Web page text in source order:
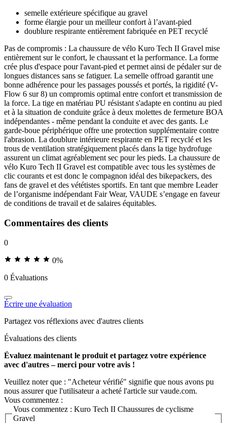
semelle extérieure spécifique au gravel
forme élargie pour un meilleur confort à l’avant-pied
doublure respirante entièrement fabriquée en PET recyclé
Pas de compromis : La chaussure de vélo Kuro Tech II Gravel mise
entièrement sur le confort, le chaussant et la performance. La forme
crée plus d'espace pour l'avant-pied et permet ainsi de pédaler sur de
longues distances sans se fatiguer. La semelle offroad garantit une
bonne adhérence pour les passages poussés et portés, la rigidité (V-
Flow 6 sur 8) un compromis optimal entre confort et transmission de
la force. La tige en matériau PU résistant s'adapte en continu au pied
et à la situation de conduite grâce à deux molettes de fermeture BOA
indépendantes - même pendant la conduite et avec des gants. Le
garde-boue périphérique offre une protection supplémentaire contre
l'abrasion. La doublure intérieure respirante en PET recyclé et les
trous de ventilation stratégiquement placés dans la tige hydrofuge
assurent un climat agréablement sec pour les pieds. La chaussure de
vélo Kuro Tech II Gravel est compatible avec tous les systèmes de
clic courants et est donc le compagnon idéal des bikepackers, des
fans de gravel et des vététistes sportifs. En tant que membre Leader
de l’organisme indépendant Fair Wear, VAUDE s’engage en faveur
de conditions de travail et de salaires équitables.
Commentaires des clients
0
0%
0 Évaluations
Écrire une évaluation
Partagez vos réflexions avec d'autres clients
Évaluations des clients
Évaluez maintenant le produit et partagez votre expérience
avec d'autres – merci pour votre avis !
Veuillez noter que : "Acheteur vérifié" signifie que nous avons pu
nous assurer que l'utilisateur a acheté l'article sur vaude.com.
Vous commentez :
Vous commentez : Kuro Tech II Chaussures de cyclisme
Gravel